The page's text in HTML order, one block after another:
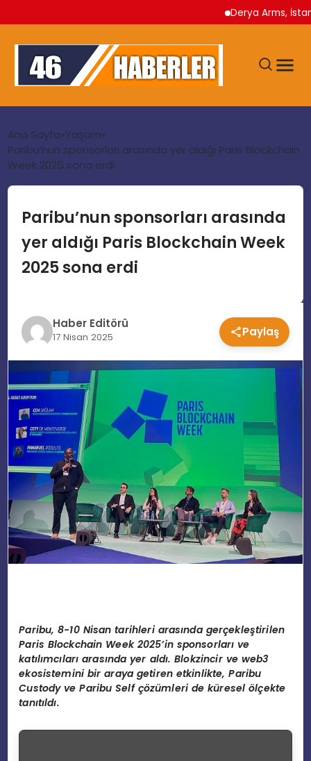
Derya Arms, İstanbul
GÜNDEM
EKONOMI
SIYASET
EĞITIM
MAGAZIN
SPOR
YAŞAM
Ana Sayfa Yaşam
Paribu’nun sponsorları arasında yer aldığı Paris Blockchain
Week 2025 sona erdi
Paribu’nun sponsorları arasında
yer aldığı Paris Blockchain Week
2025 sona erdi
Haber Editörü
17 Nisan 2025 Paylaş
Paribu, 8-10 Nisan tarihleri arasında gerçekleştirilen
Paris Blockchain Week 2025’in sponsorları ve
katılımcıları arasında yer aldı. Blokzincir ve web3
ekosistemini bir araya getiren etkinlikte, Paribu
Custody ve Paribu Self çözümleri de küreselölçekte
tanıtıldı.